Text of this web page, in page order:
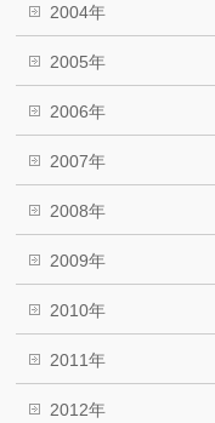
2004年
2005年
2006年
2007年
2008年
2009年
2010年
2011年
2012年